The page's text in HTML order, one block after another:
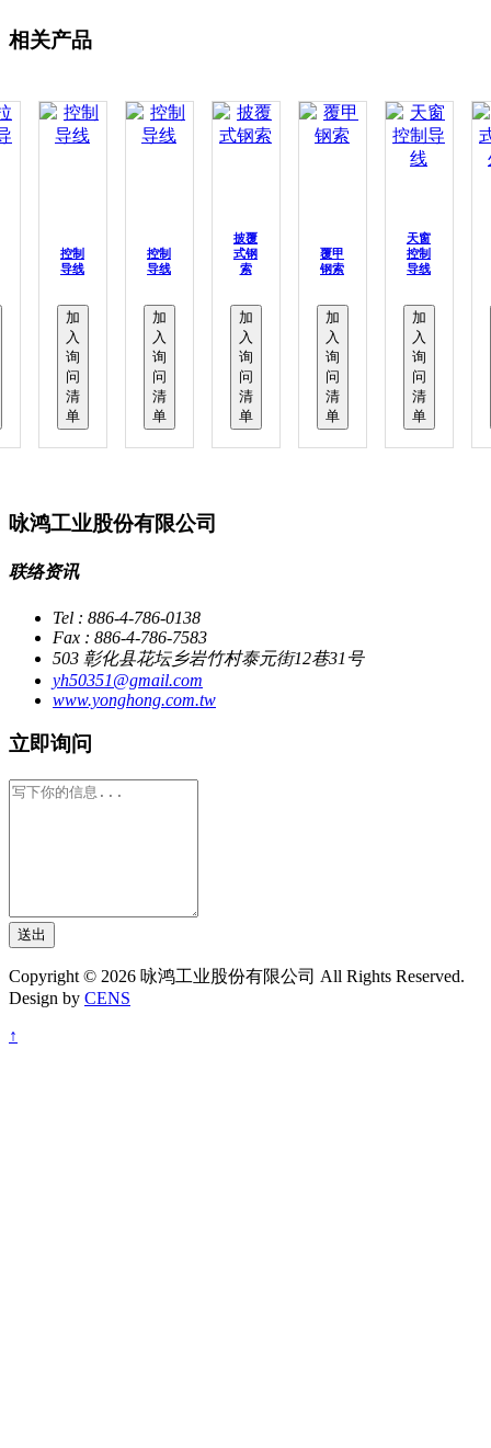
相关产品
控制
导线
加
入
询
问
清
单
控制
导线
加
入
询
问
清
单
披覆
式钢
索
加
入
询
问
清
单
覆甲
钢索
加
入
询
问
清
单
天窗
控制
导线
加
入
询
问
清
单
咏鸿工业股份有限公司
联络资讯
Tel : 886-4-786-0138
Fax : 886-4-786-7583
503 彰化县花坛乡岩竹村泰元街12巷31号
yh50351@gmail.com
www.yonghong.com.tw
立即询问
送出
Copyright © 2026 咏鸿工业股份有限公司 All Rights Reserved.
Design by CENS
↑